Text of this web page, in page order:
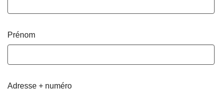
Prénom
Adresse + numéro